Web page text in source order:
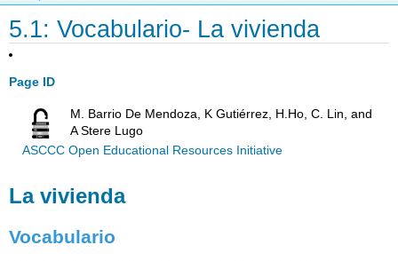
5.1: Vocabulario- La vivienda
Page ID
M. Barrio De Mendoza, K Gutiérrez, H.Ho, C. Lin, and
A Stere Lugo
ASCCC Open Educational Resources Initiative
La vivienda
Vocabulario